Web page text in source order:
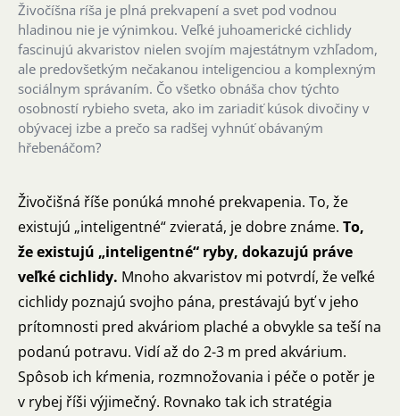
Živočíšna ríša je plná prekvapení a svet pod vodnou
hladinou nie je výnimkou. Veľké juhoamerické cichlidy
fascinujú akvaristov nielen svojím majestátnym vzhľadom,
ale predovšetkým nečakanou inteligenciou a komplexným
sociálnym správaním. Čo všetko obnáša chov týchto
osobností rybieho sveta, ako im zariadiť kúsok divočiny v
obývacej izbe a prečo sa radšej vyhnúť obávaným
hřebenáčom?
Živočišná říše ponúká mnohé prekvapenia. To, že
existujú „inteligentné“ zvieratá, je dobre známe. To,
že existujú „inteligentné“ ryby, dokazujú práve
veľké cichlidy. Mnoho akvaristov mi potvrdí, že veľké
cichlidy poznajú svojho pána, prestávajú byť v jeho
prítomnosti pred akváriom plaché a obvykle sa teší na
podanú potravu. Vidí až do 2-3 m pred akvárium.
Spôsob ich kŕmenia, rozmnožovania i péče o potěr je
v rybej říši výjimečný. Rovnako tak ich stratégia